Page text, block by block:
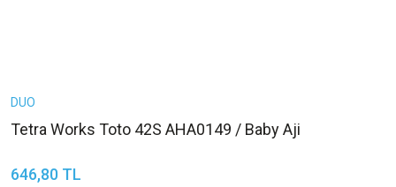
DUO
Tetra Works Toto 42S AHA0149 / Baby Aji
646,80 TL